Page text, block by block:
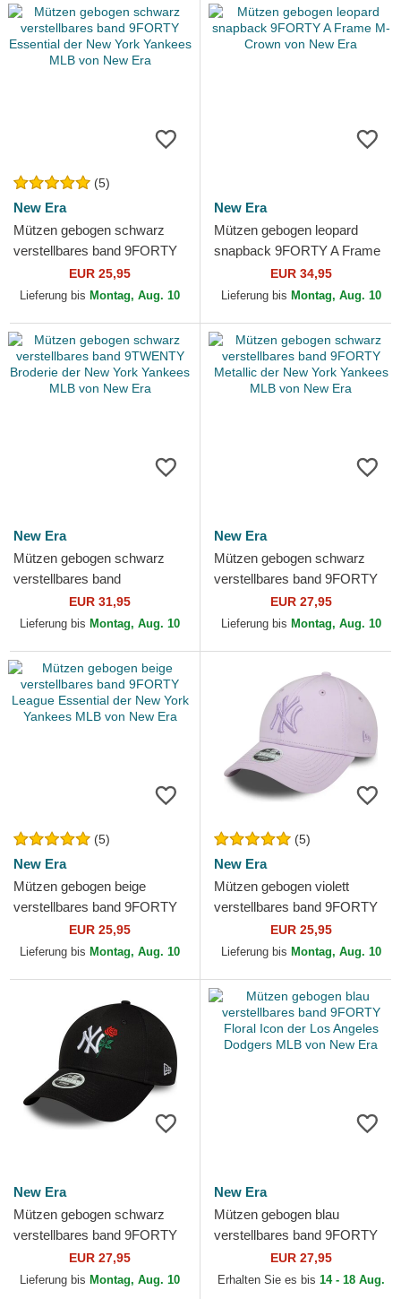
(5)
New Era
Mützen gebogen schwarz
verstellbares band 9FORTY
Essential der New York
Yankees MLB von New Era
EUR 25,95
Lieferung bis Montag, Aug. 10
New Era
Mützen gebogen leopard
snapback 9FORTY A Frame
M-Crown von New Era
EUR 34,95
Lieferung bis Montag, Aug. 10
New Era
Mützen gebogen schwarz
verstellbares band
9TWENTY Broderie der New
York Yankees MLB von New
EUR 31,95
Lieferung bis Montag, Aug. 10
New Era
Mützen gebogen schwarz
verstellbares band 9FORTY
Metallic der New York
Yankees MLB von New Era
EUR 27,95
Lieferung bis Montag, Aug. 10
(5)
New Era
Mützen gebogen beige
verstellbares band 9FORTY
League Essential der New
York Yankees MLB von New
EUR 25,95
Lieferung bis Montag, Aug. 10
(5)
New Era
Mützen gebogen violett
verstellbares band 9FORTY
League Essential der New
York Yankees MLB von...
EUR 25,95
Lieferung bis Montag, Aug. 10
New Era
Mützen gebogen schwarz
verstellbares band 9FORTY
Flower Icon der New York
Yankees MLB von New Era
EUR 27,95
Lieferung bis Montag, Aug. 10
New Era
Mützen gebogen blau
verstellbares band 9FORTY
Floral Icon der Los Angeles
Dodgers MLB von New Era
EUR 27,95
Erhalten Sie es bis 14 - 18 Aug.